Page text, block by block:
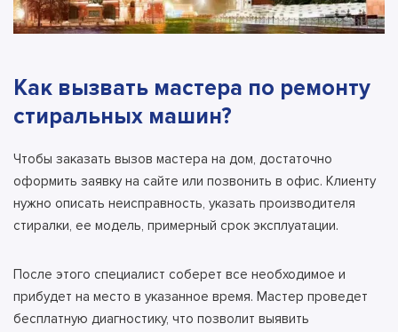
Как вызвать мастера по ремонту
стиральных машин?
Чтобы заказать вызов мастера на дом, достаточно
оформить заявку на сайте или позвонить в офис. Клиенту
нужно описать неисправность, указать производителя
стиралки, ее модель, примерный срок эксплуатации.
После этого специалист соберет все необходимое и
прибудет на место в указанное время. Мастер проведет
бесплатную диагностику, что позволит выявить